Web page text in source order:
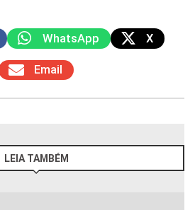
WhatsApp X
Email
LEIA TAMBÉM